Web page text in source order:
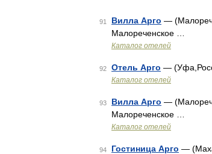
91 Вилла Арго —
Малореченское …
Каталог отелей
92 Отель Арго —
Каталог отелей
93 Вилла Арго —
Малореченское …
Каталог отелей
94 Гостиница Арго —